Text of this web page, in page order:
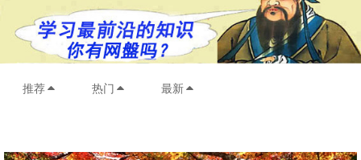
推荐 热门 最新